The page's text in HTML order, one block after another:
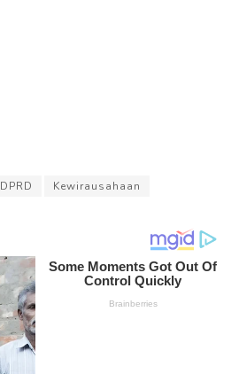
DPRD Kewirausahaan